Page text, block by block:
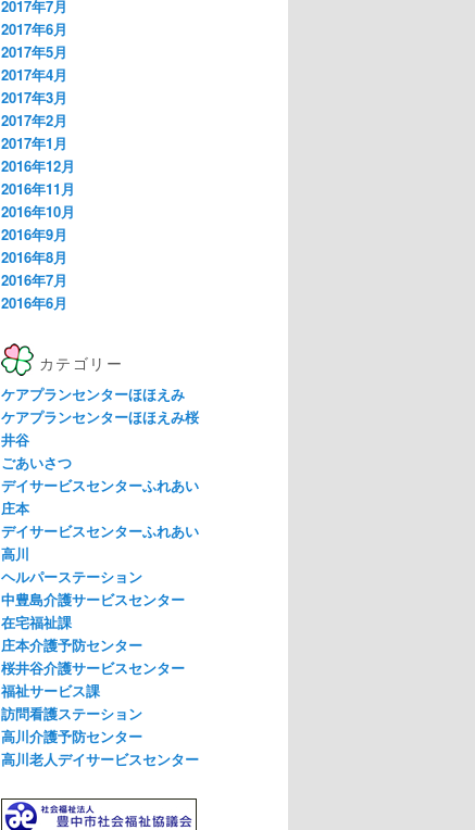
2017年7月
2017年6月
2017年5月
2017年4月
2017年3月
2017年2月
2017年1月
2016年12月
2016年11月
2016年10月
2016年9月
2016年8月
2016年7月
2016年6月
カテゴリー
ケアプランセンターほほえみ
ケアプランセンターほほえみ桜
井谷
ごあいさつ
デイサービスセンターふれあい
庄本
デイサービスセンターふれあい
高川
ヘルパーステーション
中豊島介護サービスセンター
在宅福祉課
庄本介護予防センター
桜井谷介護サービスセンター
福祉サービス課
訪問看護ステーション
高川介護予防センター
高川老人デイサービスセンター